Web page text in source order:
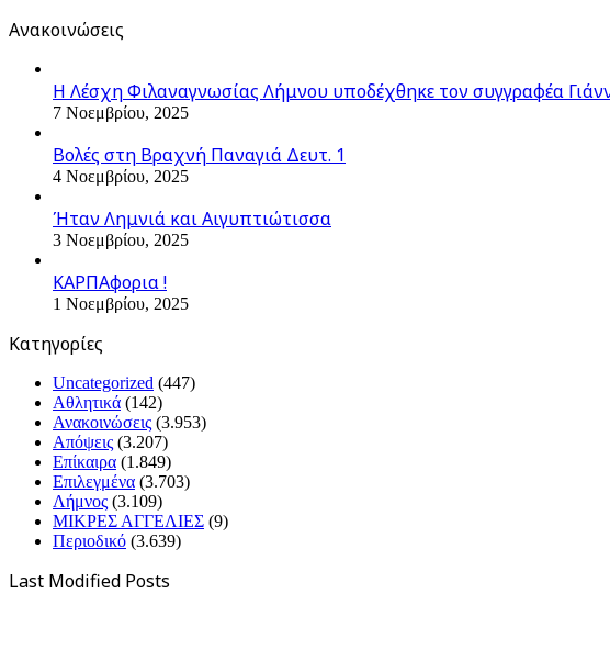
Ανακοινώσεις
Η Λέσχη Φιλαναγνωσίας Λήμνου υποδέχθηκε τον συγγραφέα
7 Νοεμβρίου, 2025
Βολές στη Βραχνή Παναγιά Δευτ. 1
4 Νοεμβρίου, 2025
Ήταν Λημνιά και Αιγυπτιώτισσα
3 Νοεμβρίου, 2025
ΚΑΡΠΑφορια !
1 Νοεμβρίου, 2025
Kατηγορίες
Uncategorized (447)
Αθλητικά (142)
Ανακοινώσεις (3.953)
Απόψεις (3.207)
Επίκαιρα (1.849)
Επιλεγμένα (3.703)
Λήμνος (3.109)
ΜΙΚΡΕΣ ΑΓΓΕΛΙΕΣ (9)
Περιοδικό (3.639)
Last Modified Posts